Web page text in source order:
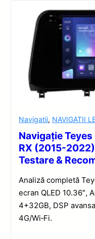
Navigatii, NAVIGATII
Navigație
RX (2015-
Testare &
Analiză completă
ecran QLED 10.36″,
4+32GB, DSP
4G/Wi‑Fi.